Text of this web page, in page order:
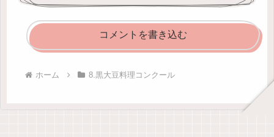
コメントを書き込む
ホーム 8.黒大豆料理コンクール